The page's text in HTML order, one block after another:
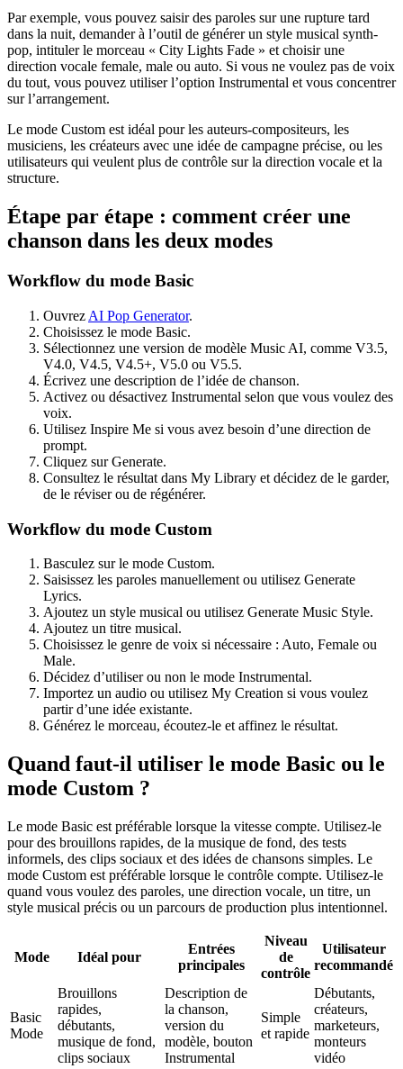
Par exemple, vous pouvez saisir des paroles sur une rupture tard
dans la nuit, demander à l’outil de générer un style musical synth-
pop, intituler le morceau « City Lights Fade » et choisir une
direction vocale female, male ou auto. Si vous ne voulez pas de voix
du tout, vous pouvez utiliser l’option Instrumental et vous concentrer
sur l’arrangement.
Le mode Custom est idéal pour les auteurs-compositeurs, les
musiciens, les créateurs avec une idée de campagne précise, ou les
utilisateurs qui veulent plus de contrôle sur la direction vocale et la
structure.
Étape par étape : comment créer une
chanson dans les deux modes
Workflow du mode Basic
Ouvrez AI Pop Generator.
Choisissez le mode Basic.
Sélectionnez une version de modèle Music AI, comme V3.5,
V4.0, V4.5, V4.5+, V5.0 ou V5.5.
Écrivez une description de l’idée de chanson.
Activez ou désactivez Instrumental selon que vous voulez des
voix.
Utilisez Inspire Me si vous avez besoin d’une direction de
prompt.
Cliquez sur Generate.
Consultez le résultat dans My Library et décidez de le garder,
de le réviser ou de régénérer.
Workflow du mode Custom
Basculez sur le mode Custom.
Saisissez les paroles manuellement ou utilisez Generate
Lyrics.
Ajoutez un style musical ou utilisez Generate Music Style.
Ajoutez un titre musical.
Choisissez le genre de voix si nécessaire : Auto, Female ou
Male.
Décidez d’utiliser ou non le mode Instrumental.
Importez un audio ou utilisez My Creation si vous voulez
partir d’une idée existante.
Générez le morceau, écoutez-le et affinez le résultat.
Quand faut-il utiliser le mode Basic ou le
mode Custom ?
Le mode Basic est préférable lorsque la vitesse compte. Utilisez-le
pour des brouillons rapides, de la musique de fond, des tests
informels, des clips sociaux et des idées de chansons simples. Le
mode Custom est préférable lorsque le contrôle compte. Utilisez-le
quand vous voulez des paroles, une direction vocale, un titre, un
style musical précis ou un parcours de production plus intentionnel.
Mode Idéal pour
Entrées
principales
Niveau
de
contrôle
Utilisateur
recommandé
Basic
Mode
Brouillons
rapides,
débutants,
musique de fond,
clips sociaux
Description de
la chanson,
version du
modèle, bouton
Instrumental
Simple
et rapide
Débutants,
créateurs,
marketeurs,
monteurs
vidéo